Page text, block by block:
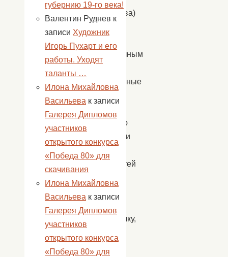
Завьялова)
праздничным
многодетные
радостью
встречали
себя гостей
Деда
Снегурочку,
губернию 19-го века!
Валентин Руднев к
записи Художник
Игорь Пухарт и его
работы. Уходят
таланты …
Илона Михайловна
Васильева к записи
Галерея Дипломов
участников
открытого конкурса
«Победа 80» для
скачивания
Илона Михайловна
Васильева к записи
Галерея Дипломов
участников
открытого конкурса
«Победа 80» для